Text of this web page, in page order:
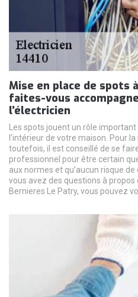
Mise en place de spots
faites-vous
l’électricien
Les spots jouent un rôle
l’intérieur de votre maison. Pour
toutefois, il est conseillé de se
professionnel pour être certain
aux normes et qu’aucun risque
vous avez des questions à propos
Bernieres Le Patry, vous pouvez